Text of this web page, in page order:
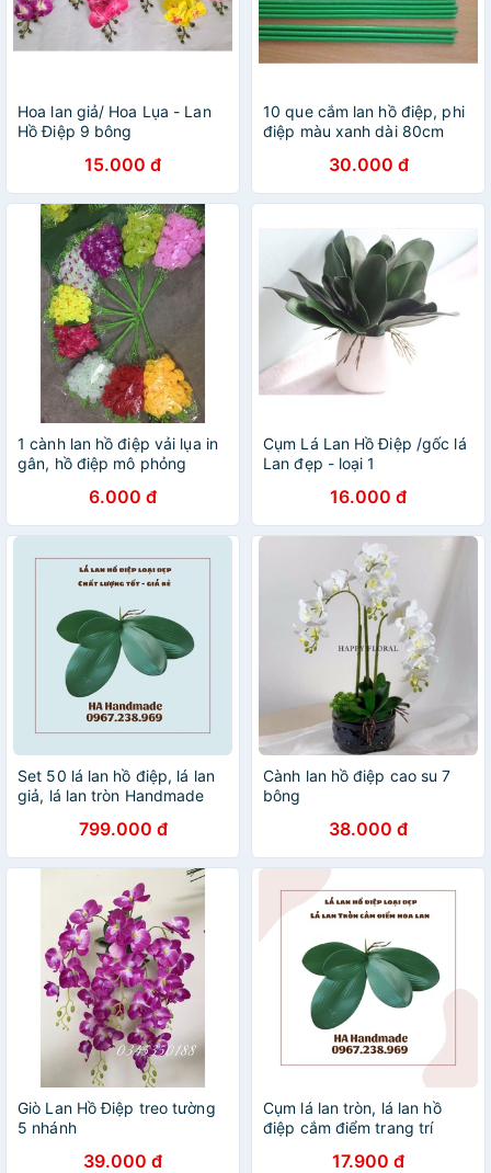
Hoa lan giả/ Hoa Lụa - Lan
Hồ Điệp 9 bông
15.000 đ
10 que cắm lan hồ điệp, phi
điệp màu xanh dài 80cm
30.000 đ
1 cành lan hồ điệp vải lụa in
gân, hồ điệp mô phỏng
6.000 đ
Cụm Lá Lan Hồ Điệp /gốc lá
Lan đẹp - loại 1
16.000 đ
Set 50 lá lan hồ điệp, lá lan
giả, lá lan tròn Handmade
799.000 đ
Cành lan hồ điệp cao su 7
bông
38.000 đ
Giò Lan Hồ Điệp treo tường
5 nhánh
39.000 đ
Cụm lá lan tròn, lá lan hồ
điệp cắm điểm trang trí
17.900 đ